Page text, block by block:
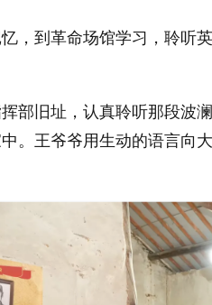
，到革命场馆学习，聆
部旧址，认真聆听那段波
。王爷爷用生动的语言